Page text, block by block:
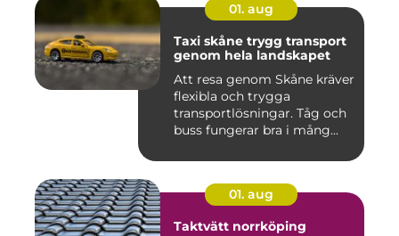
01. aug
Taxi skåne trygg transport
genom hela landskapet
Att resa genom Skåne kräver
flexibla och trygga
transportlösningar. Tåg och
buss fungerar bra i mång...
01. aug
Taktvätt norrköping